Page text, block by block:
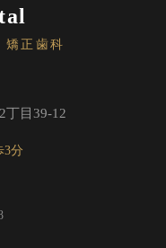
矯正歯科
丁目39-12
3分